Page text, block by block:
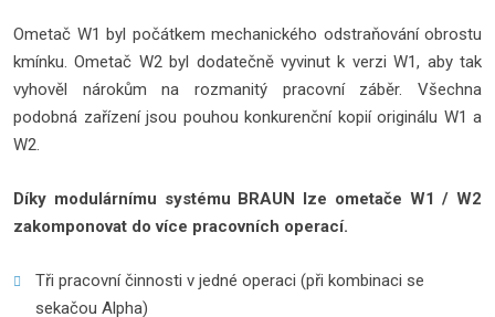
Ometač W1 byl počátkem mechanického odstraňování obrostu
kmínku. Ometač W2 byl dodatečně vyvinut k verzi W1, aby tak
vyhověl nárokům na rozmanitý pracovní záběr. Všechna
podobná zařízení jsou pouhou konkurenční kopií originálu W1 a
W2.
Díky modulárnímu systému BRAUN lze ometače W1 / W2
zakomponovat do více pracovních operací.
Tři pracovní činnosti v jedné operaci (při kombinaci se
sekačou Alpha)